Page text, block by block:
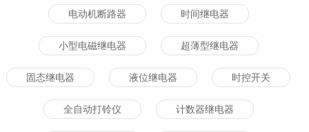
电动机断路器 时间继电器
小型电磁继电器 超薄型继电器
固态继电器 液位继电器 时控开关
全自动打铃仪 计数器继电器